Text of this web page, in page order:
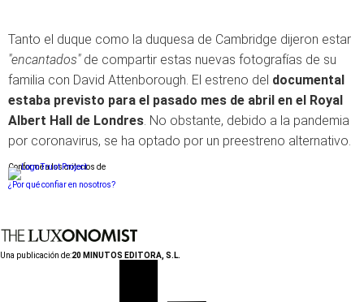
Tanto el duque como la duquesa de Cambridge dijeron estar
"encantados"de compartir estas nuevas fotografías de su
familia con David Attenborough. El estreno del documental
estaba previsto para el pasado mes de abril en el Royal
Albert Hall de Londres. No obstante, debido a la pandemia
por coronavirus, se ha optado por un preestreno alternativo.
Conforme a los criterios de
¿Por qué confiar en nosotros?
Una publicación de:20 MINUTOS EDITORA, S.L.